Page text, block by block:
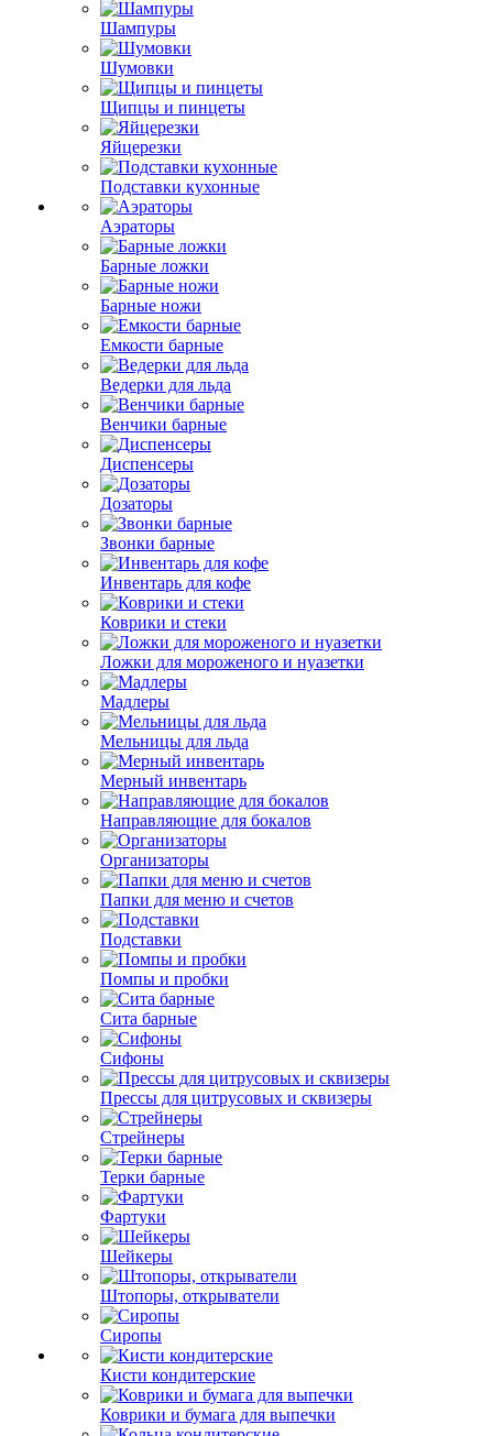
Шампуры
Шумовки
Щипцы и пинцеты
Яйцерезки
Подставки кухонные
Аэраторы
Барные ложки
Барные ножи
Емкости барные
Ведерки для льда
Венчики барные
Диспенсеры
Дозаторы
Звонки барные
Инвентарь для кофе
Коврики и стеки
Ложки для мороженого и нуазетки
Мадлеры
Мельницы для льда
Мерный инвентарь
Направляющие для бокалов
Организаторы
Папки для меню и счетов
Подставки
Помпы и пробки
Сита барные
Сифоны
Прессы для цитрусовых и сквизеры
Стрейнеры
Терки барные
Фартуки
Шейкеры
Штопоры, открыватели
Сиропы
Кисти кондитерские
Коврики и бумага для выпечки